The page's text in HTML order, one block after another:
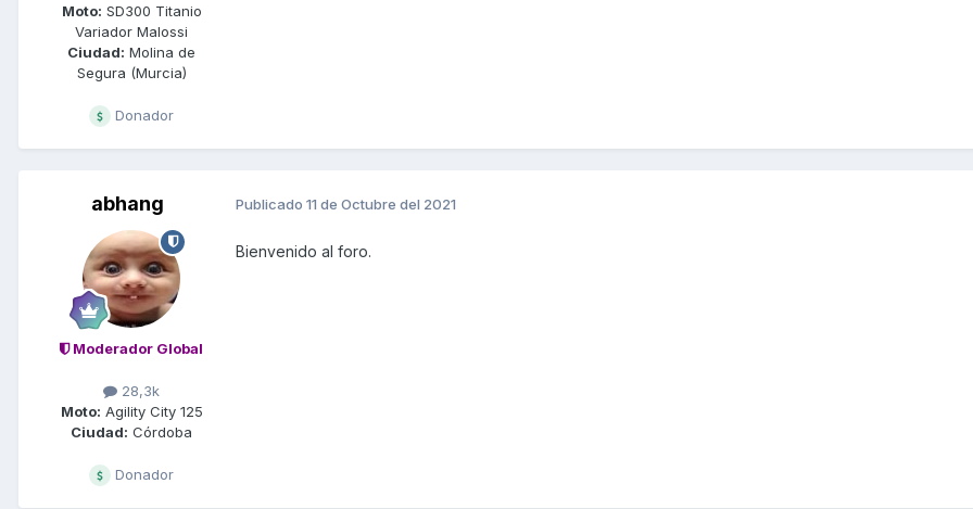
Moto: SD300 Titanio
Variador Malossi
Ciudad: Molina de
Segura (Murcia)
Donador
abhang
Moderador Global
28,3k
Moto: Agility City 125
Ciudad: Córdoba
Donador
Publicado 11 de Octubre del 2021
Bienvenido al foro.